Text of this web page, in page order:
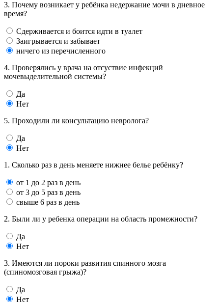
3. Почему возникает у ребёнка недержание мочи в дневное
время?
Сдерживается и боится идти в туалет
Заигрывается и забывает
ничего из перечисленного
4. Проверялись у врача на отсуствие инфекций
мочевыделительной системы?
Да
Нет
5. Проходили ли консультацию невролога?
Да
Нет
1. Сколько раз в день меняете нижнее белье ребёнку?
от 1 до 2 раз в день
от 3 до 5 раз в день
свыше 6 раз в день
2. Были ли у ребенка операции на область промежности?
Да
Нет
3. Имеются ли пороки развития спинного мозга
(спиномозговая грыжа)?
Да
Нет